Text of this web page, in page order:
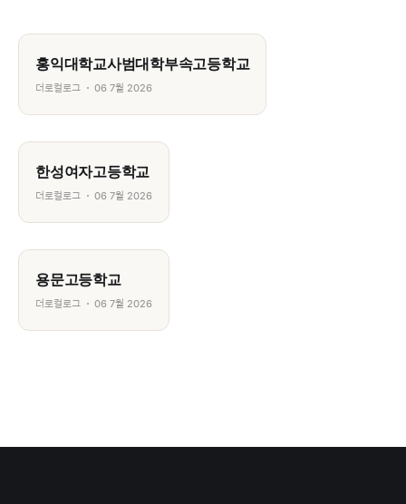
홍익대학교사범대학부속고등학교
더로컬로그 06 7월 2026
한성여자고등학교
더로컬로그 06 7월 2026
용문고등학교
더로컬로그 06 7월 2026